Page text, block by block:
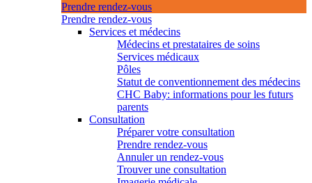
Prendre rendez-vous
Prendre rendez-vous
Services et médecins
Médecins et prestataires de soins
Services médicaux
Pôles
Statut de conventionnement des médecins
CHC Baby: informations pour les futurs
parents
Consultation
Préparer votre consultation
Prendre rendez-vous
Annuler un rendez-vous
Trouver une consultation